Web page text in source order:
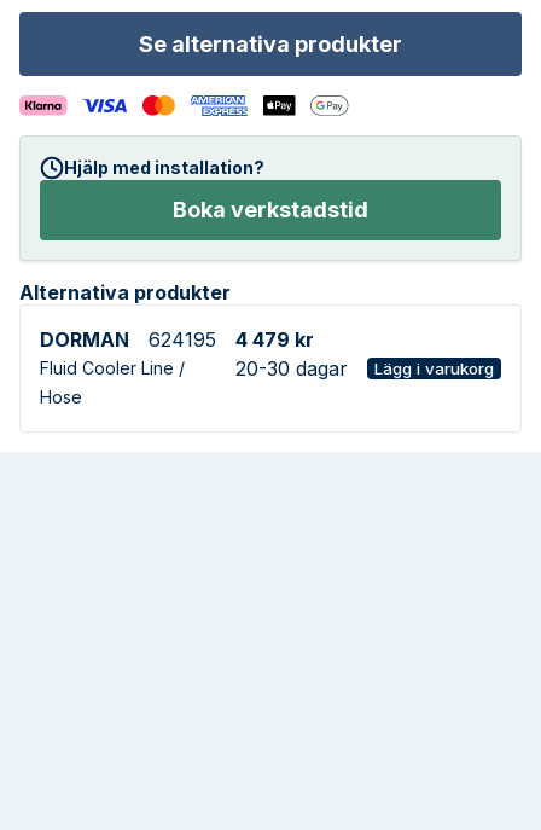
Se alternativa produkter
Hjälp med installation?
Boka verkstadstid
Alternativa produkter
DORMAN
624195
Fluid Cooler Line /
Hose
4 479 kr
20-30 dagar
Lägg i varukorg